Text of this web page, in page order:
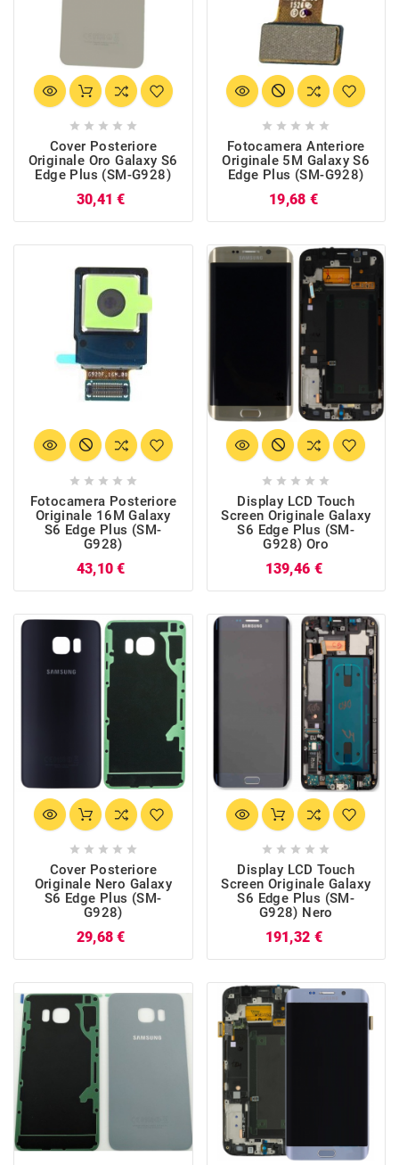
    
Cover Posteriore
Originale Oro Galaxy S6
Edge Plus (SM-G928)
30,41 €
    
Fotocamera Anteriore
Originale 5M Galaxy S6
Edge Plus (SM-G928)
19,68 €
    
Fotocamera Posteriore
Originale 16M Galaxy
S6 Edge Plus (SM-
G928)
43,10 €
    
Display LCD Touch
Screen Originale Galaxy
S6 Edge Plus (SM-
G928) Oro
139,46 €
    
Cover Posteriore
Originale Nero Galaxy
S6 Edge Plus (SM-
G928)
29,68 €
    
Display LCD Touch
Screen Originale Galaxy
S6 Edge Plus (SM-
G928) Nero
191,32 €